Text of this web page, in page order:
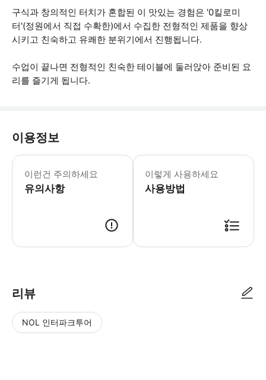
구식과 창의적인 터치가 혼합된 이 맛있는 경험은 '0킬로미
터'(정원에서 직접 수확한)에서 수집한 전형적인 제품을 향상
시키고 친숙하고 유쾌한 분위기에서 진행됩니다.
수업이 끝나면 전형적인 친숙한 테이블에 둘러앉아 준비된 요
리를 즐기게 됩니다.
이용정보
이런건 주의하세요
유의사항
- 참고: 만 8세 미만 어린이에게는 권
이렇게 사용하세요
사용방법
리뷰
NOL 인터파크투어